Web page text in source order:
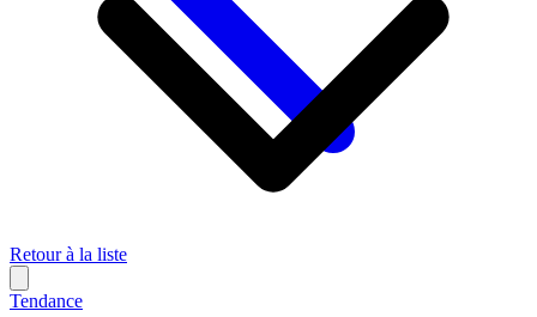
Retour à la liste
Tendance